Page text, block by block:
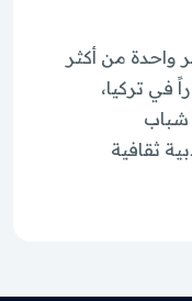
واحدة من أكثر
في تركيا،
شباب
ثقافية